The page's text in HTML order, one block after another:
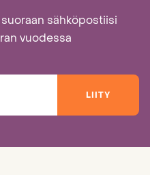
sähköpostiisi
vuodessa
LIITY